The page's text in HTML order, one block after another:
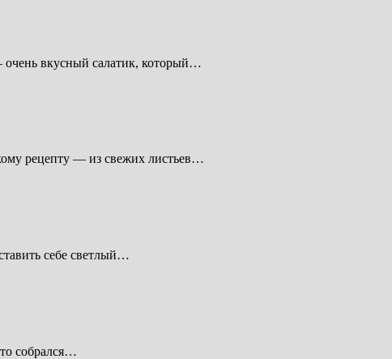
вкусный салатик, который…
рецепту — из свежих листьев…
себе светлый…
собрался…